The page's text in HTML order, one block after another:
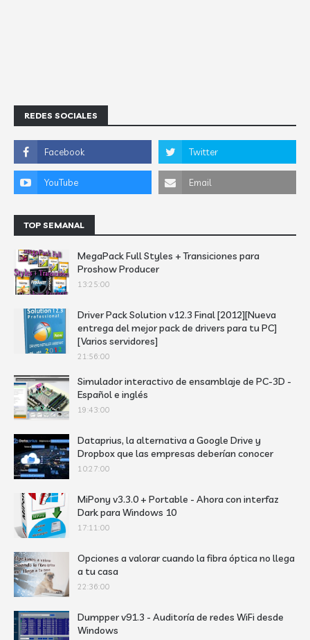
REDES SOCIALES
TOP SEMANAL
MegaPack Full Styles + Transiciones para
Proshow Producer
13:25:00
Driver Pack Solution v12.3 Final [2012][Nueva
entrega del mejor pack de drivers para tu PC]
[Varios servidores]
21:56:00
Simulador interactivo de ensamblaje de PC-3D -
Español e inglés
19:43:00
Dataprius, la alternativa a Google Drive y
Dropbox que las empresas deberían conocer
10:27:00
MiPony v3.3.0 + Portable - Ahora con interfaz
Dark para Windows 10
17:11:00
Opciones a valorar cuando la fibra óptica no llega
a tu casa
22:36:00
Dumpper v91.3 - Auditoría de redes WiFi desde
Windows